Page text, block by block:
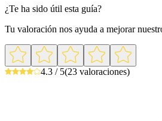
¿Te ha sido útil esta guía?
Tu valoración nos ayuda a mejorar
4.3 / 5(23 valoraciones)